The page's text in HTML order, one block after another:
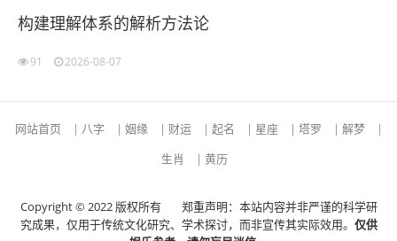
构建理解体系的解析方法论
91 2026-08-07
网站首页 | 八字 | 姻缘 | 财运 | 起名 | 星座 | 塔罗 | 解梦
|
生肖
| 黄历
Copyright © 2022 版权所有
郑重声明：本站内容并非严谨的科学研
究成果，仅用于传统文化研究、学术探讨，而非宣传其实际效用。 仅供